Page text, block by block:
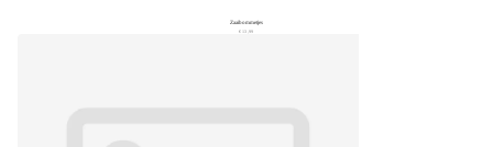
Zaaibommetjes
€ 13,99